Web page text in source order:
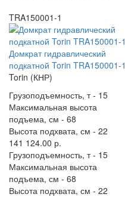
TRA150001-1
Домкрат гидравлический
подкатной Torin TRA150001-1
Torin (КНР)
Грузоподъемность, т - 15
Максимальная высота
подъема, см - 68
Высота подхвата, см - 22
141 124.00 р.
Грузоподъемность, т - 15
Максимальная высота
подъема, см - 68
Высота подхвата, см - 22